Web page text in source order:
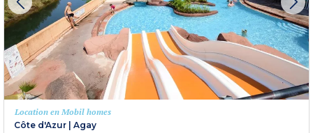
Location en Mobil homes
Côte d'Azur | Agay